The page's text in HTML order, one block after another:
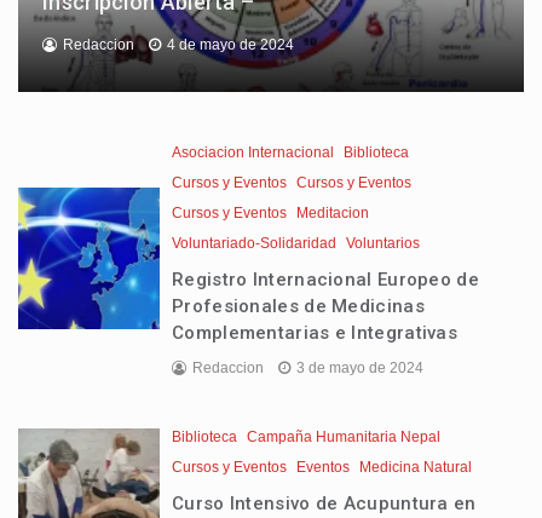
Redaccion 4 de mayo de 2024
Asociacion Internacional
Biblioteca
Cursos y Eventos Cursos y Eventos
Cursos y Eventos
Meditacion
Voluntariado-Solidaridad
Voluntarios
Registro Internacional Europeo de
Profesionales de Medicinas
Complementarias e Integrativas
Redaccion 3 de mayo de 2024
Biblioteca Campaña Humanitaria Nepal
Cursos y Eventos
Eventos Medicina Natural
Curso Intensivo de Acupuntura en